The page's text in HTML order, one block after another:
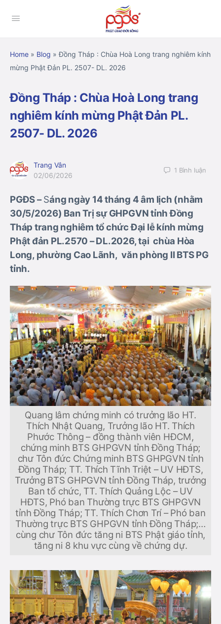
Home » Blog »Đồng Tháp : Chùa Hoà Long trang nghiêm kính
mừng Phật Đản PL. 2507- DL. 2026
Đồng Tháp : Chùa Hoà Long trang
nghiêm kính mừng Phật Đản PL.
2507- DL. 2026
Trang Vân
02/06/2026
1 Bình luận
PGĐS –Sáng ngày 14 tháng 4 âm lịch (nhằm
30/5/2026) Ban Trị sự GHPGVN tỉnh Đồng
Tháp trang nghiêm tổ chức Đại lễ kính mừng
Phật đản PL.2570 – DL.2026, tại chùa Hòa
Long, phường Cao Lãnh, văn phòng II BTS PG
tỉnh.
Quang lâm chứng minh có trưởng lão HT.
Thích Nhật Quang, Trưởng lão HT. Thích
Phước Thông – đồng thành viên HĐCM,
chứng minh BTS GHPGVN tỉnh Đồng Tháp;
chư Tôn đức Chứng minh BTS GHPGVN tỉnh
Đồng Tháp; TT. Thích Tĩnh Triệt – UV HĐTS,
Trưởng BTS GHPGVN tỉnh Đồng Tháp, trưởng
Ban tổ chức, TT. Thích Quảng Lộc – UV
HĐTS, Phó ban Thường trực BTS GHPGVN
tỉnh Đồng Tháp; TT. Thích Chơn Trí – Phó ban
Thường trực BTS GHPGVN tỉnh Đồng Tháp;…
cùng chư Tôn đức tăng ni BTS Phật giáo tỉnh,
tăng ni 8 khu vực cùng về chứng dự.